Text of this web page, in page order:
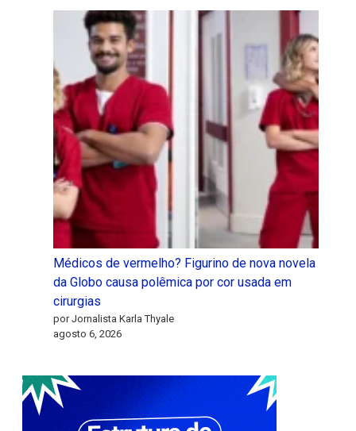
Médicos de vermelho? Figurino de nova novela
da Globo causa polêmica por cor usada em
cirurgias
por Jornalista Karla Thyale
agosto 6, 2026